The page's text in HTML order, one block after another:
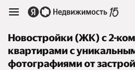
Новостройки (ЖК) с 2-
квартирами с
фотографиями от